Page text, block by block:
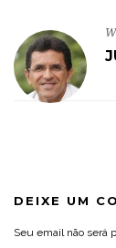
DEIXE UM
Seu email não será